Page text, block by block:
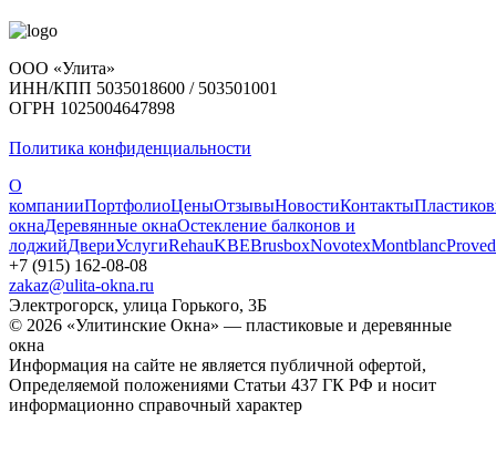
ООО «Улита»
ИНН/КПП 5035018600 / 503501001
ОГРН 1025004647898
Политика конфиденциальности
О
компанииПортфолиоЦеныОтзывыНовостиКонтакты
окнаДеревянные окнаОстекление балконов и
лоджийДвериУслугиRehauKBEBrusboxNovotexMontblanc
+7 (915) 162-08-08
zakaz@ulita-okna.ru
Электрогорск, улица Горького, 3Б
© 2026 «Улитинские Окна» — пластиковые и деревянные
окна
Информация на сайте не является публичной офертой,
Определяемой положениями Статьи 437 ГК РФ и носит
информационно справочный характер